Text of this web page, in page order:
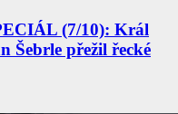
(7/10): Král
Šebrle přežil řecké